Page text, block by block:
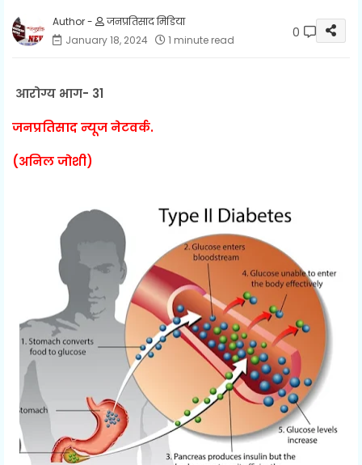
जनप्रतिसाद मिडिया
January 18, 2024
1 minute read 0
आरोग्य भाग- 31
जनप्रतिसाद न्यूज नेटवर्क.
(अनिल जोशी)